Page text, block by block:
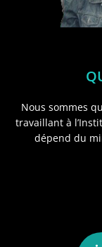
Nous sommes
travaillant à
dépend du